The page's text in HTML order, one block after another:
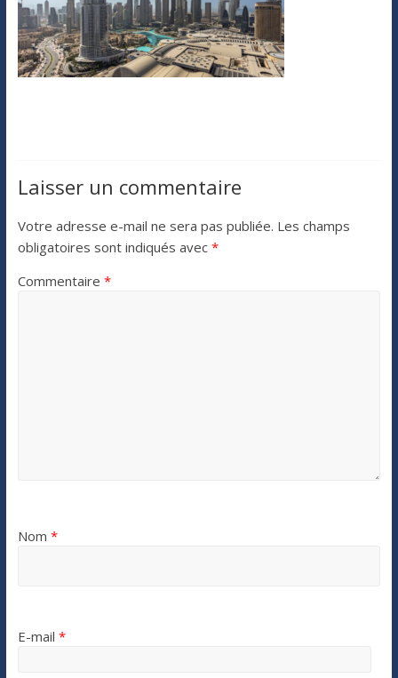
Laisser un commentaire
Votre adresse e-mail ne sera pas publiée. Les champs
obligatoires sont indiqués avec *
Commentaire *
Nom *
E-mail *